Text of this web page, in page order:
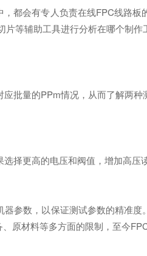
都会有专人负责在线FPC线路
等辅助工具进行分析在哪个制
批量的PPm情况，从而了解两
更高的电压和阀值，增加高压
参数，以保证测试参数的精准
原材料等多方面的限制，至今